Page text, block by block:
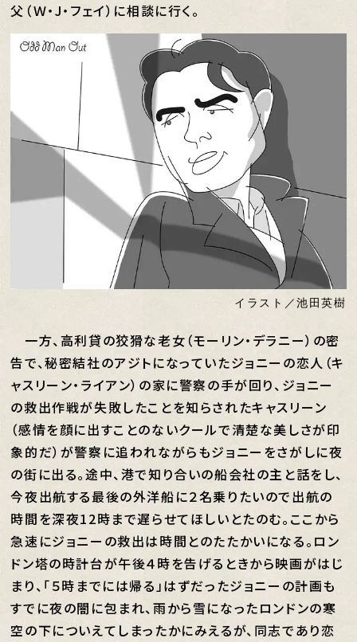
父（Ｗ・J・フェイ）に相談に行く。
イラスト／池田英樹
一方、高利貸の狡猾な老女（モーリン・デラニー）の密
告で、秘密結社のアジトになっていたジョニーの恋人（キ
ャスリーン・ライアン）の家に警察の手が回り、ジョニー
の救出作戦が失敗したことを知らされたキャスリーン
（感情を顔に出すことのないクールで清楚な美しさが印
象的だ）が警察に追われながらもジョニーをさがしに夜
の街に出る。途中、港で知り合いの船会社の主と話をし、
今夜出航する最後の外洋船に２名乗りたいので出航の
時間を深夜12時まで遅らせてほしいとたのむ。ここから
急速にジョニーの救出は時間とのたたかいになる。ロン
ドン塔の時計台が午後４時を告げるときから映画がはじ
まり、「５時までには帰る」はずだったジョニーの計画も
すでに夜の闇に包まれ、雨から雪になったロンドンの寒
空の下についえてしまったかにみえるが、同志であり恋